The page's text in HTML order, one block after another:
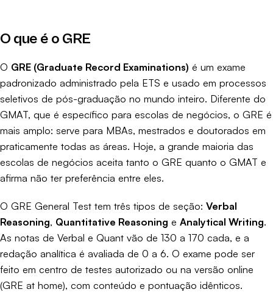
O que é o GRE
O GRE (Graduate Record Examinations) é um exame
padronizado administrado pela ETS e usado em processos
seletivos de pós-graduação no mundo inteiro. Diferente do
GMAT, que é específico para escolas de negócios, o GRE é
mais amplo: serve para MBAs, mestrados e doutorados em
praticamente todas as áreas. Hoje, a grande maioria das
escolas de negócios aceita tanto o GRE quanto o GMAT e
afirma não ter preferência entre eles.
O GRE General Test tem três tipos de seção: Verbal
Reasoning, Quantitative Reasoning e Analytical Writing.
As notas de Verbal e Quant vão de 130 a 170 cada, e a
redação analítica é avaliada de 0 a 6. O exame pode ser
feito em centro de testes autorizado ou na versão online
(GRE at home), com conteúdo e pontuação idênticos.